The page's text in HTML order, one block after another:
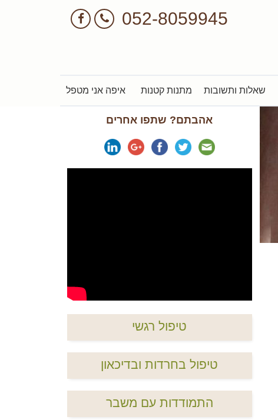
052-8059945
שאלות ותשובות מתנות קטנות איפה אני מטפל
אהבתם? שתפו אחרים
טיפול רגשי
טיפול בחרדות ובדיכאון
התמודדות עם משבר